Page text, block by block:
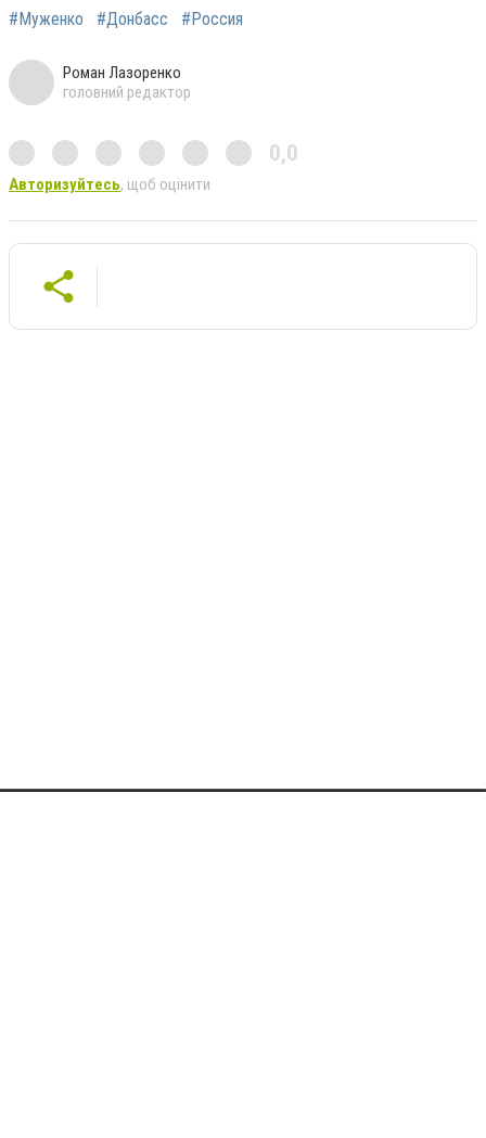
#Муженко #Донбасс #Россия
Роман Лазоренко
головний редактор
0,0
Авторизуйтесь, щоб оцінити